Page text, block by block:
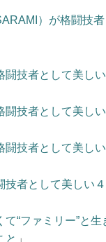
）が格闘技
闘技者として美し
闘技者として美し
闘技者として美し
技者として美しい
て“ファミリー”と
と 」